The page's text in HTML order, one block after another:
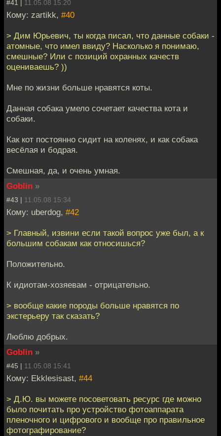
#41 | 11.05.08 15:20
Кому: zartikk, #40
> Дим Юрьевич, ты когда писал, что данные собаки -
атомные, что имел ввиду? Насколько я понимаю,
смешные? Или с позиций охранных качеств
оцениваешь? ))
Мне по жизни больше нравятся коты.
Данная собака умело сочетает качества кота и
собаки.
Как кот постоянно сидит на коленях, и как собака
весёлая и бодрая.
Смешная, да, и очень умная.
Goblin »
#43 | 11.05.08 15:34
Кому: uberdog, #42
> Главный, извини если такой вопрос уже был, а к
большим собакам как относишься?
Положительно.
К идиотам-хозяевам - отрицательно.
> вообще какие породы больше нравятся по
экстерьеру так сказать?
Люблю добрых.
Goblin »
#45 | 11.05.08 15:41
Кому: Ekklesisast, #44
> Д.Ю. вы можете посоветовать ресурс где можно
было почитать про устройство фотоаппарата
пленочного и цифрового и вообще про правильное
фотографирование?